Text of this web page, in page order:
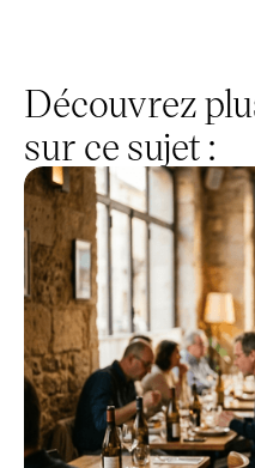
Découvrez
sur ce sujet :